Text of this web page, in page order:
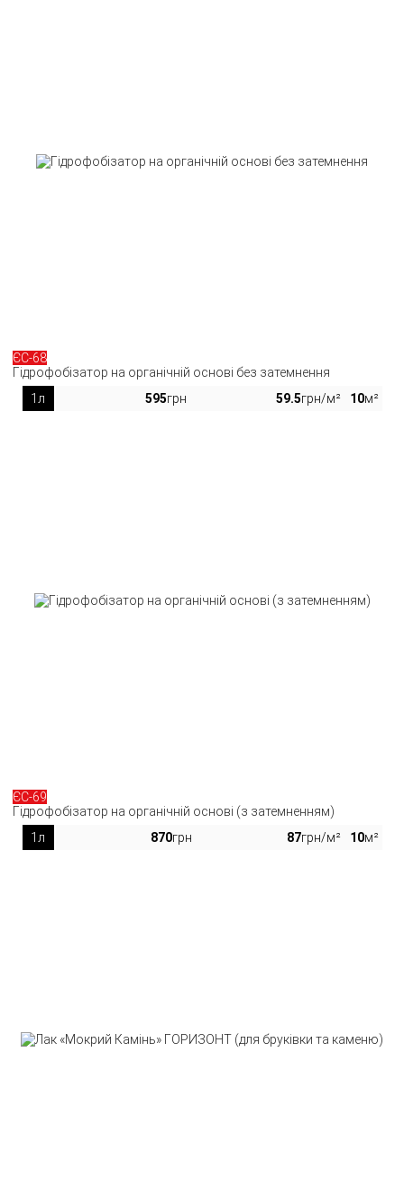
ЄС-68
Гідрофобізатор на органічній основі без затемнення
1л
595грн 59.5грн/м² 10м²
ЄС-69
Гідрофобізатор на органічній основі (з затемненням)
1л
870грн 87грн/м² 10м²